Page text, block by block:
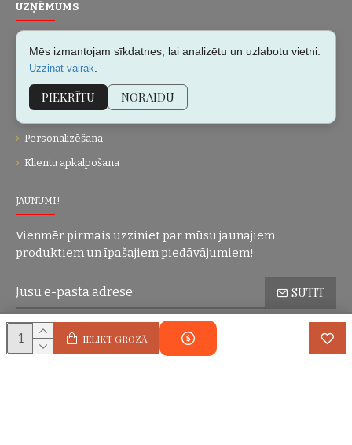
IELIKT GROZĀ
UZŅĒMUMS
Kontakti
Vietnes karte
Dāvanu kartes
Personalizēšana
Klientu apkalpošana
JAUNUMI!
Vienmēr pirmais uzziniet par mūsu jaunajiem
produktiem un īpašajiem piedāvājumiem!
SŪTĪT
Esmu iepazinies(-usies) ar sadaļu Konfidencialitātes politika
piekrītu visiem minētajiem noteikumiem
Mēs izmantojam sīkdatnes, lai analizētu un uzlabotu vietni.
Uzzināt vairāk
PIEKRĪTU NORAIDU